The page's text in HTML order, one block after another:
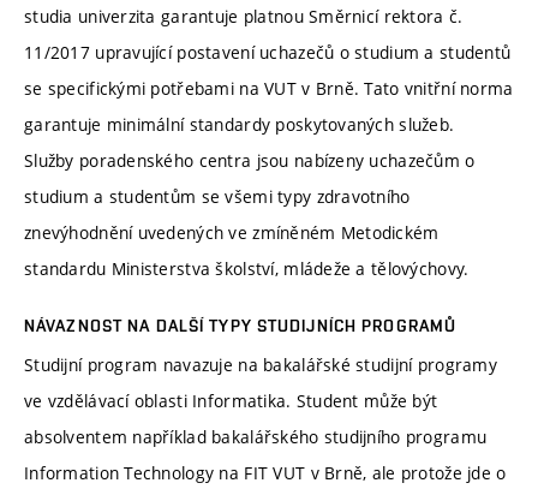
studia univerzita garantuje platnou Směrnicí rektora č.
11/2017 upravující postavení uchazečů o studium a studentů
se specifickými potřebami na VUT v Brně. Tato vnitřní norma
garantuje minimální standardy poskytovaných služeb.
Služby poradenského centra jsou nabízeny uchazečům o
studium a studentům se všemi typy zdravotního
znevýhodnění uvedených ve zmíněném Metodickém
standardu Ministerstva školství, mládeže a tělovýchovy.
NÁVAZNOST NA DALŠÍ TYPY STUDIJNÍCH PROGRAMŮ
Studijní program navazuje na bakalářské studijní programy
ve vzdělávací oblasti Informatika. Student může být
absolventem například bakalářského studijního programu
Information Technology na FIT VUT v Brně, ale protože jde o